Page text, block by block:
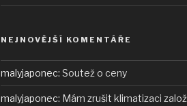
NEJNOVĚJŠÍ KOMENTÁŘE
malyjaponec: Soutež o ceny
malyjaponec: Mám zrušit klimatizaci